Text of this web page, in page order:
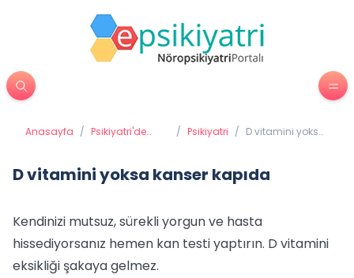
Anasayfa / Psikiyatri'de
/ Psikiyatri / D vitamini yoksa
D vitamini yoksa kanser kapıda
Kendinizi mutsuz, sürekli yorgun ve hasta
hissediyorsanız hemen kan testi yaptırın. D vitamini
eksikliği şakaya gelmez.